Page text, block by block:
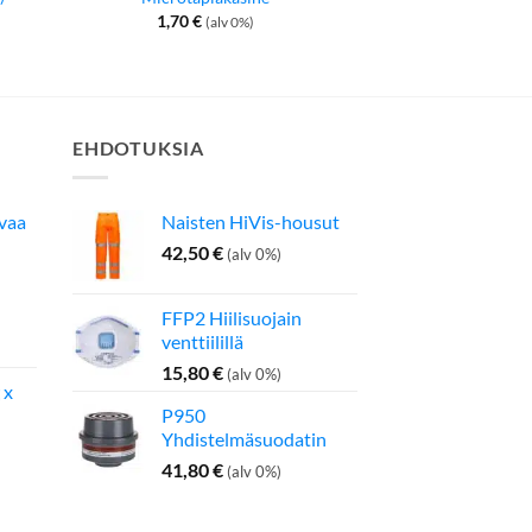
1,70€ (alv 0%)
€.
x
EHDOTUKSIA
Naisten HiVis-housut
42,50€ (alv 0%)
FFP2 Hiilisuojain
venttiilillä
15,80€ (alv 0%)
P950
Yhdistelmäsuodatin
41,80€ (alv 0%)